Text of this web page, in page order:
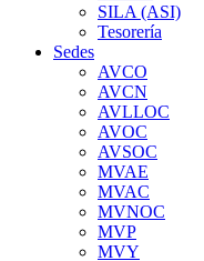
SILA (ASI)
Tesorería
Sedes
AVCO
AVCN
AVLLOC
AVOC
AVSOC
MVAE
MVAC
MVNOC
MVP
MVY